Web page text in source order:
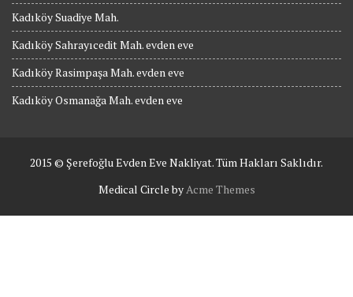
Kadıköy Suadiye Mah.
Kadıköy Sahrayıcedit Mah. evden eve
Kadıköy Rasimpaşa Mah. evden eve
Kadıköy Osmanağa Mah. evden eve
2015 © Şerefoğlu Evden Eve Nakliyat. Tüm Hakları Saklıdır.
Medical Circle byAcme Themes